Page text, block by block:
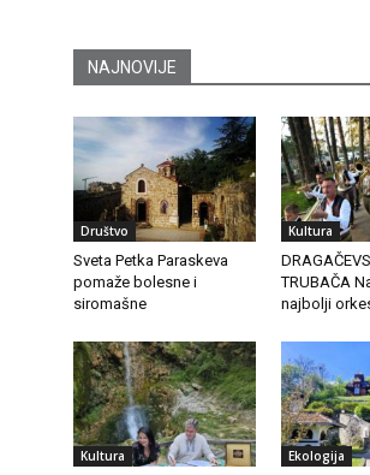
NAJNOVIJE
Društvo
Sveta Petka Paraskeva
pomaže bolesne i
siromašne
Kultura
TRUBAČA
najbolji
Kultura Ekologija